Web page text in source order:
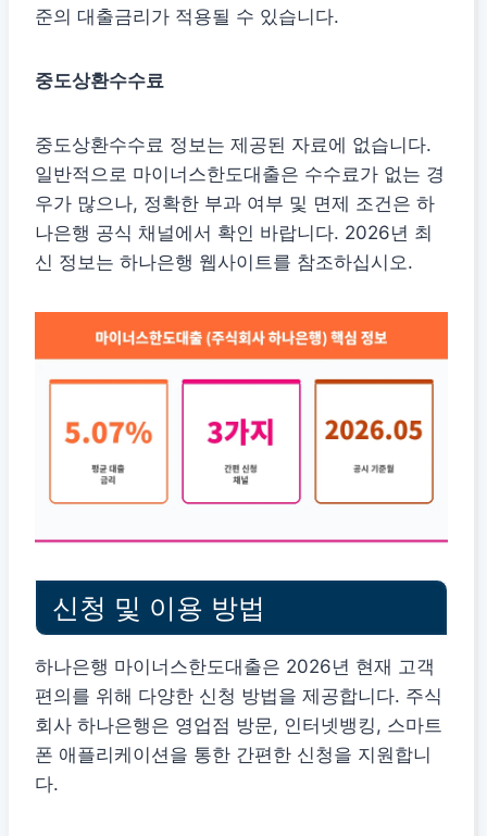
준의 대출금리가 적용될 수 있습니다.
중도상환수수료
중도상환수수료 정보는 제공된 자료에 없습니다.
일반적으로 마이너스한도대출은 수수료가 없는 경
우가 많으나, 정확한 부과 여부 및 면제 조건은 하
나은행 공식 채널에서 확인 바랍니다. 2026년 최
신 정보는 하나은행 웹사이트를 참조하십시오.
신청 및 이용 방법
하나은행 마이너스한도대출은 2026년 현재 고객
편의를 위해 다양한 신청 방법을 제공합니다. 주식
회사 하나은행은 영업점 방문, 인터넷뱅킹, 스마트
폰 애플리케이션을 통한 간편한 신청을 지원합니
다.